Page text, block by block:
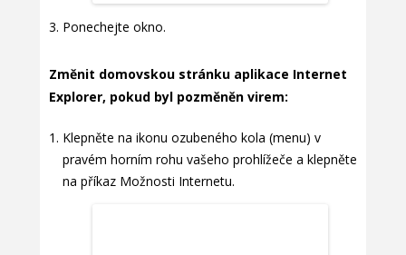
Ponechejte okno.
Změnit domovskou stránku aplikace Internet
Explorer, pokud byl pozměněn virem:
Klepněte na ikonu ozubeného kola (menu) v
pravém horním rohu vašeho prohlížeče a klepněte
na příkaz Možnosti Internetu.